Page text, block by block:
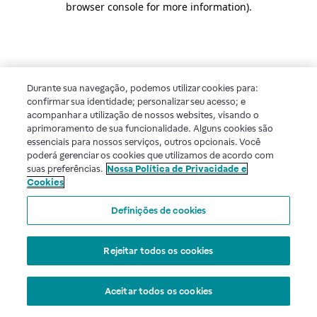
browser console for more information).
Durante sua navegação, podemos utilizar cookies para:
confirmar sua identidade; personalizar seu acesso; e
acompanhar a utilização de nossos websites, visando o
aprimoramento de sua funcionalidade. Alguns cookies são
essenciais para nossos serviços, outros opcionais. Você
poderá gerenciar os cookies que utilizamos de acordo com
suas preferências. Nossa Política de Privacidade e
Cookies
Definições de cookies
Rejeitar todos os cookies
Aceitar todos os cookies